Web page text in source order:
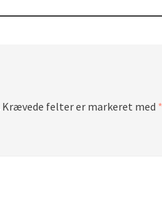
Krævede felter er markeret med *